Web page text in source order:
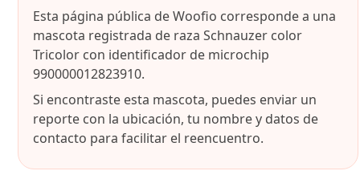
Esta página pública de Woofio corresponde a una
mascota registrada de raza Schnauzer color
Tricolor con identificador de microchip
990000012823910.
Si encontraste esta mascota, puedes enviar un
reporte con la ubicación, tu nombre y datos de
contacto para facilitar el reencuentro.